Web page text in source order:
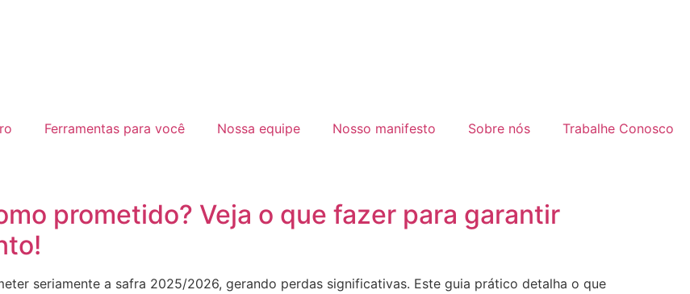
Ferramentas para você Nossa equipe Nosso manifesto Sobre nós Trabalhe Conosco
prometido? Veja o que fazer para garantir
seriamente a safra 2025/2026, gerando perdas significativas. Este guia prático detalha o que